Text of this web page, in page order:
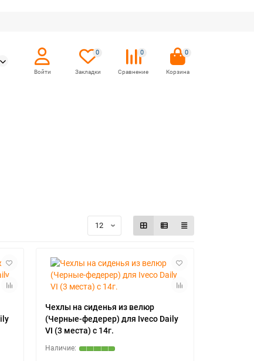
0 0 0
Чехлы на сиденья из велюр
(Черные-федерер) для Iveco Daily
VI (3 места) с 14г.